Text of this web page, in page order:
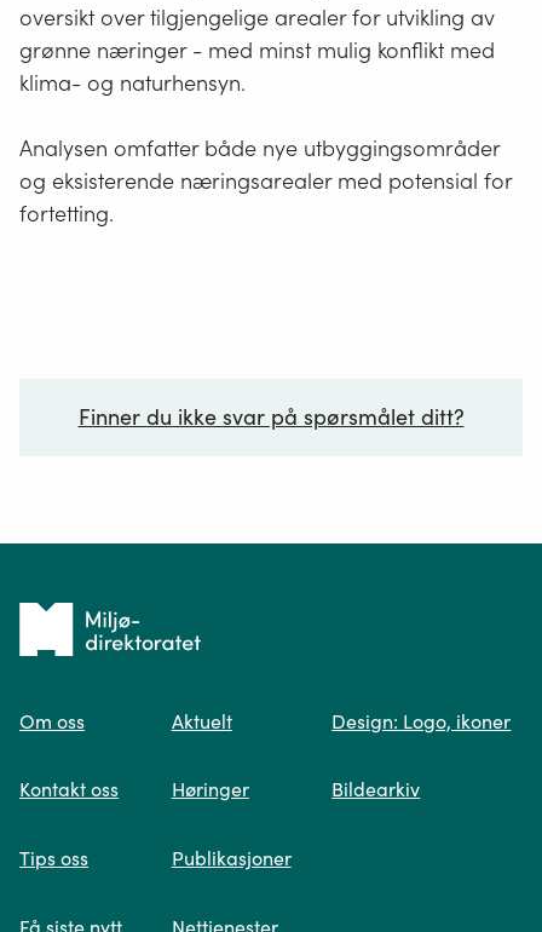
oversikt over tilgjengelige arealer for utvikling av
grønne næringer - med minst mulig konflikt med
klima- og naturhensyn.
Analysen omfatter både nye utbyggingsområder
og eksisterende næringsarealer med potensial for
fortetting.
Finner du ikke svar på spørsmålet ditt?
Spør oss
søk og viser deg vår mest relevante
Tilbake
forsiden
Om oss
Kontakt oss
Tips oss
Få siste nytt
Aktuelt
Høringer
Publikasjoner
Nettjenester
Design: Logo, ikoner
Bildearkiv